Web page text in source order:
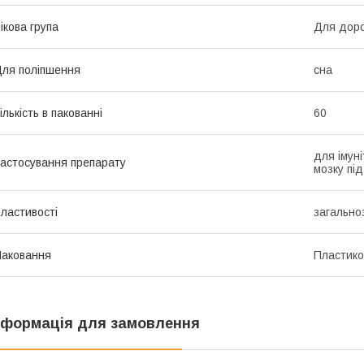
група Для
поліпшення сна
в пакованні 60
препарату
для
мозку
для замовлення